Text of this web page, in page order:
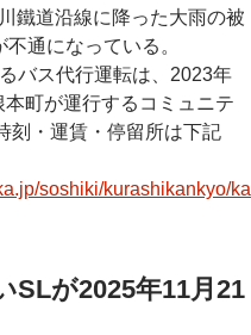
鐵道沿線に降った大雨の被
通になっている。
バス代行運転は、2023年
町が運行するコミュニテ
刻・運賃・停留所は下記
soshiki/kurashikankyo/ka
SLが2025年11月21